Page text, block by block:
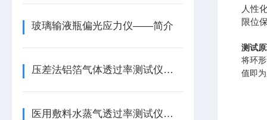
玻璃输液瓶偏光应力仪——简介
压差法铝箔气体透过率测试仪详细介绍
医用敷料水蒸气透过率测试仪：评估对伤口的防水性能
人性
限位
测试
将环
值即